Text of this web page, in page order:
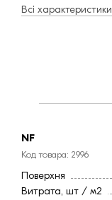
Фактура
Всі характеристики
NF
Код товара: 2996
Поверхня
Витрата, шт / м2